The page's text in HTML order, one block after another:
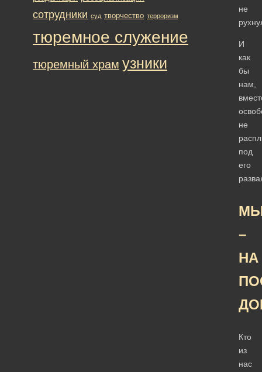
не
И
как
бы
нам,
не
под
его
–
НА
Кто
из
нас
сотрудники суд творчество терроризм
тюремное служение
тюремный храм узники